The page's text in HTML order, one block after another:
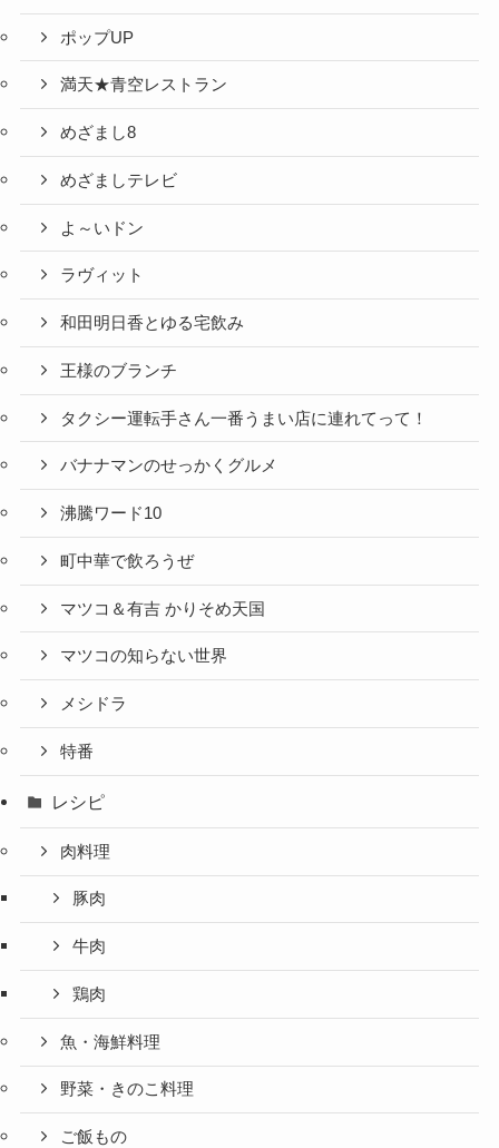
ポップUP
満天★青空レストラン
めざまし8
めざましテレビ
よ～いドン
ラヴィット
和田明日香とゆる宅飲み
王様のブランチ
タクシー運転手さん一番うまい店に連れてって！
バナナマンのせっかくグルメ
沸騰ワード10
町中華で飲ろうぜ
マツコ＆有吉 かりそめ天国
マツコの知らない世界
メシドラ
特番
レシピ
肉料理
豚肉
牛肉
鶏肉
魚・海鮮料理
野菜・きのこ料理
ご飯もの